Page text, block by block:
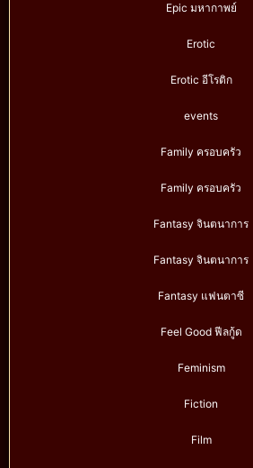
Epic มหากาพย์
Erotic
Erotic อีโรติก
events
Family ครอบครัว
Family ครอบครัว
Fantasy จินตนาการ
Fantasy จินตนาการ
Fantasy แฟนตาซี
Feel Good ฟีลกู้ด
Feminism
Fiction
Film